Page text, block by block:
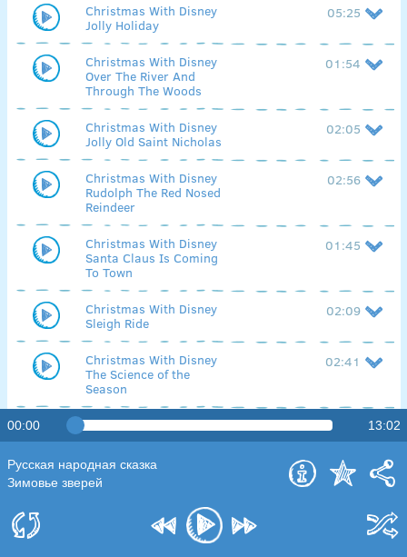
Christmas With Disney
Jolly Holiday
05:25
Christmas With Disney
Over The River And
Through The Woods
01:54
Christmas With Disney
Jolly Old Saint Nicholas
02:05
Christmas With Disney
Rudolph The Red Nosed
Reindeer
02:56
Christmas With Disney
Santa Claus Is Coming
To Town
01:45
Christmas With Disney
Sleigh Ride
02:09
Christmas With Disney
The Science of the
Season
02:41
Christmas With Disney
The Twelve Days Of
03:41
Christmas With Disney
We Wish You a Merry
01:44
00:00 13:02
Русская народная сказка
Зимовье зверей